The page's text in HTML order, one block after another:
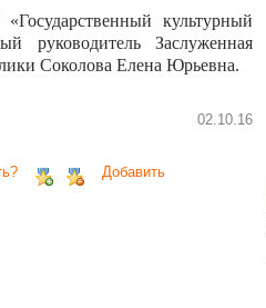
культурный
руководитель Заслуженная
Соколова Елена Юрьевна.
02.10.16
Добавить